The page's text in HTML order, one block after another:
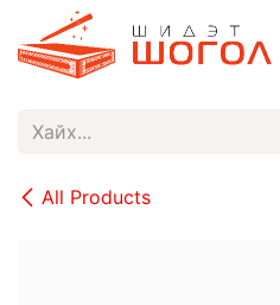
Skip to Content
All Products